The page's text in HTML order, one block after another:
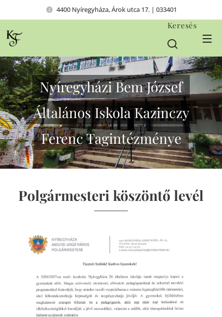
4400 Nyíregyháza, Árok utca 17. | 033401
Keresés
Nyíregyházi Bem József
Általános Iskola Kazinczy
Ferenc Tagintézménye
Polgármesteri köszöntő levél